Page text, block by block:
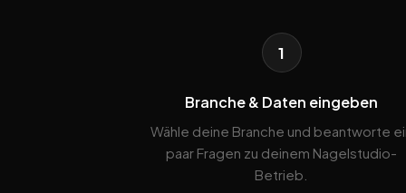
1
Branche & Daten eingeben
Wähle deine Branche und beantworte
paar Fragen zu deinem Nagelstudio-
Betrieb.